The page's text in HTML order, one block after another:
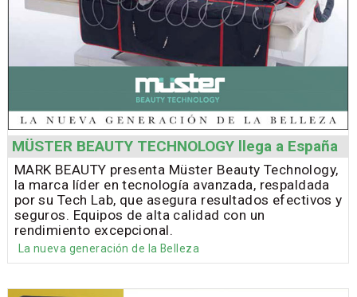
MÜSTER BEAUTY TECHNOLOGY llega a España
MARK BEAUTY presenta Müster Beauty Technology,
la marca líder en tecnología avanzada, respaldada
por su Tech Lab, que asegura resultados efectivos y
seguros. Equipos de alta calidad con un
rendimiento excepcional.
La nueva generación de la Belleza